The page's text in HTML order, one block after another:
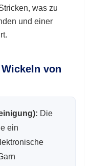
was zu
und einer
von
Die
ein